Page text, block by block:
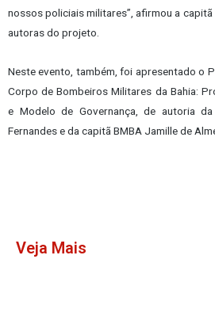
nossos policiais militares”, afirmou a capitã
autoras do projeto.
Neste evento, também, foi apresentado o
Corpo de Bombeiros Militares da Bahia:
e Modelo de Governança, de autoria
Fernandes e da capitã BMBA Jamille de
Veja Mais